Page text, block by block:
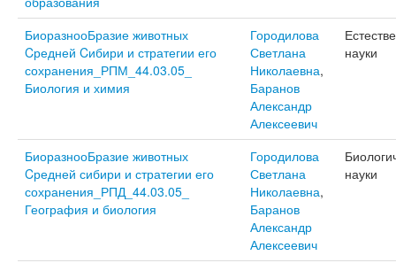
БиоразнооБразие животных
Cредней Cибири и стратегии его
сохранения_РПМ_44.03.05_
Биология и химия
Городилова
Светлана
Николаевна,
Баранов
Александр
Алексеевич
науки
БиоразнооБразие животных
Cредней сибири и стратегии его
сохранения_РПД_44.03.05_
География и биология
Городилова
Светлана
Николаевна,
Баранов
Александр
Алексеевич
науки